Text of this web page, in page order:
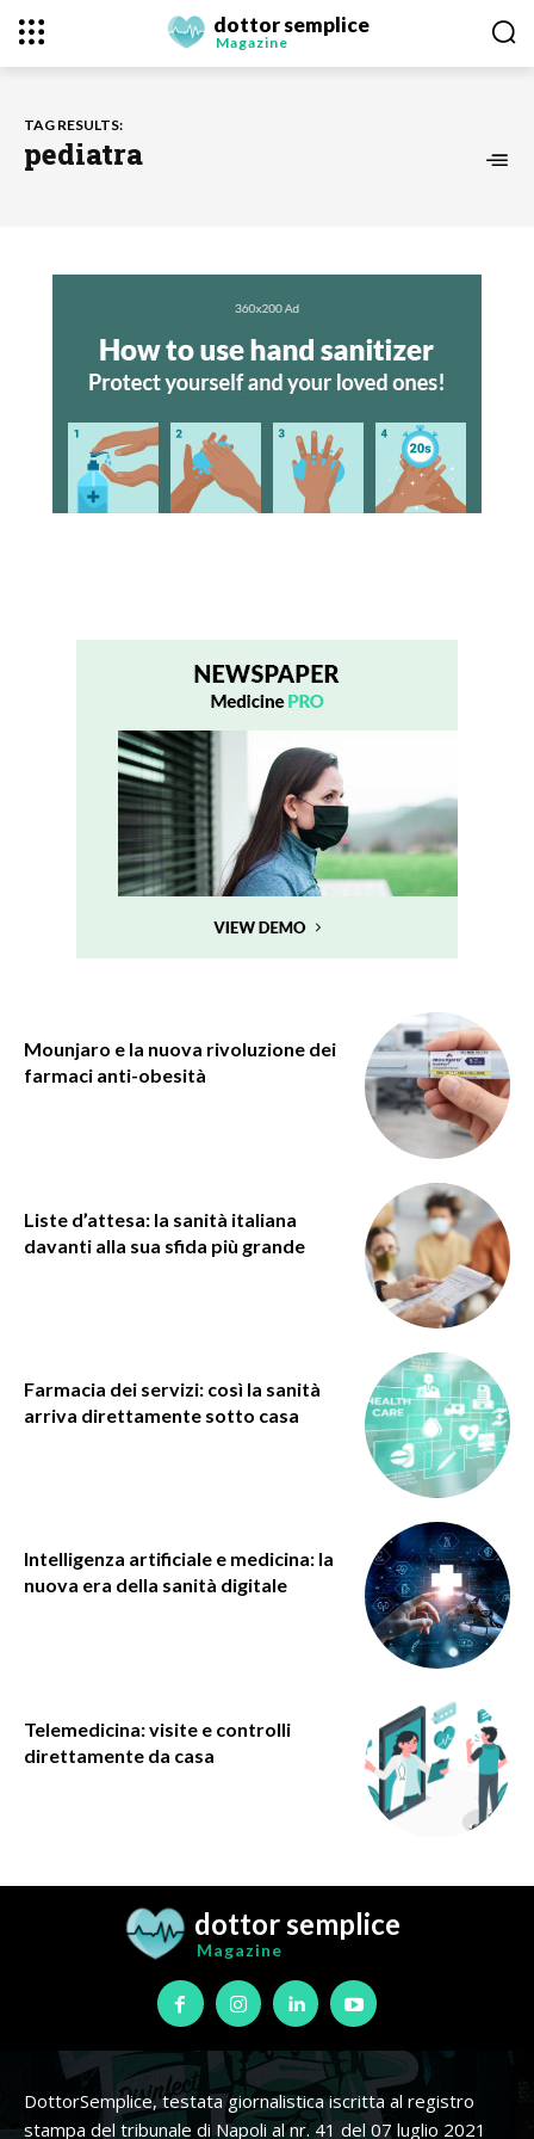
dottor semplice
Magazine
TAG RESULTS:
pediatra
Mounjaro e la nuova rivoluzione dei
farmaci anti-obesità
Liste d’attesa: la sanità italiana
davanti alla sua sfida più grande
Farmacia dei servizi: così la sanità
arriva direttamente sotto casa
Intelligenza artificiale e medicina: la
nuova era della sanità digitale
Telemedicina: visite e controlli
direttamente da casa
dottor semplice
Magazine
DottorSemplice, testata giornalistica iscritta al registro
stampa del tribunale di Napoli al nr. 41 del 07 luglio 2021